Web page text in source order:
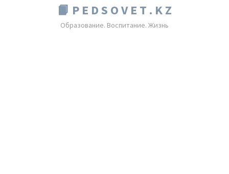
📙 P E D S O V E T . K Z
Образование. Воспитание. Жизнь